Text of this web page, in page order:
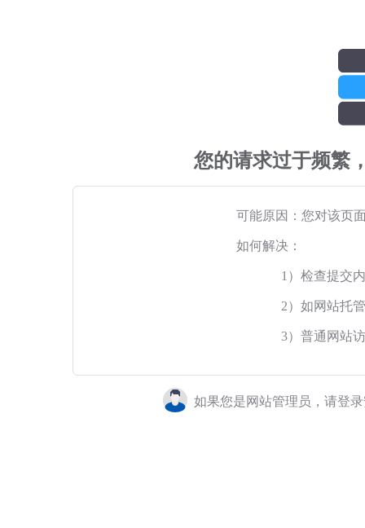
您的请求过于频繁
可能原因：您对该页
如何解决：
1）检查提交
2）如网站托
3）普通网站
如果您是网站管理员，请登